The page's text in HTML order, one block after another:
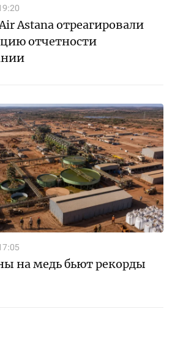
Astana отреагировали
отчетности
на медь бьют рекорды